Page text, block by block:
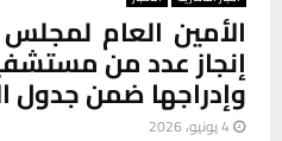
الأمين العام
إنجاز عدد من
وإدراجها ضمن جدول
4 يونيو، 2026